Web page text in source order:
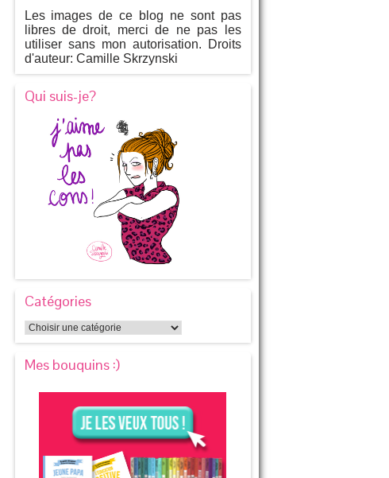
Les images de ce blog ne sont pas
libres de droit, merci de ne pas les
utiliser sans mon autorisation. Droits
d'auteur: Camille Skrzynski
Qui suis-je?
Catégories
Mes bouquins :)